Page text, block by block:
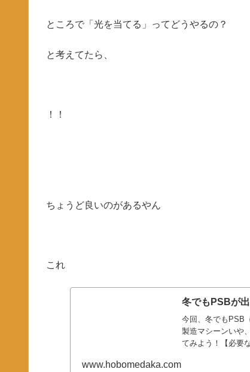
ところで「光を当てる」ってどうやるの？
と考えてたら、
！！
ちょうど良いのがあるやん
これ
冬でもPSBが
今回、冬でもPSB
製造マシーンいや
てみよう！【必要
www.hobomedaka.com